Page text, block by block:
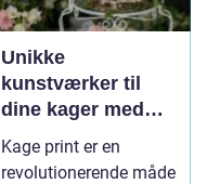
Unikke
kunstværker til
dine kager med
kage print
Kage print er en
revolutionerende måde